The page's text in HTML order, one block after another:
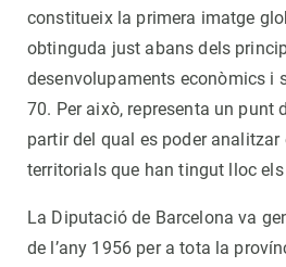
constitueix la primera imatge
obtinguda just abans dels
desenvolupaments econòmics i
70. Per això, representa un punt
partir del qual es poder analitzar
territorials que han tingut lloc
La Diputació de Barcelona va
de l’any 1956 per a tota la